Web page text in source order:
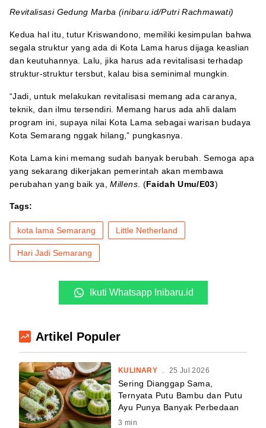
Revitalisasi Gedung Marba (inibaru.id/Putri Rachmawati)
Kedua hal itu, tutur Kriswandono, memiliki kesimpulan bahwa
segala struktur yang ada di Kota Lama harus dijaga keaslian
dan keutuhannya. Lalu, jika harus ada revitalisasi terhadap
struktur-struktur tersbut, kalau bisa seminimal mungkin.
“Jadi, untuk melakukan revitalisasi memang ada caranya,
teknik, dan ilmu tersendiri. Memang harus ada ahli dalam
program ini, supaya nilai Kota Lama sebagai warisan budaya
Kota Semarang nggak hilang,” pungkasnya.
Kota Lama kini memang sudah banyak berubah. Semoga apa
yang sekarang dikerjakan pemerintah akan membawa
perubahan yang baik ya,Millens. (Faidah Umu/E03)
Tags:
kota lama Semarang Little Netherland
Hari Jadi Semarang
Ikuti Whatsapp Inibaru.id
Artikel Populer
KULINARY . 25 Jul 2026
Sering Dianggap Sama,
Ternyata Putu Bambu dan Putu
Ayu Punya Banyak Perbedaan
3 min